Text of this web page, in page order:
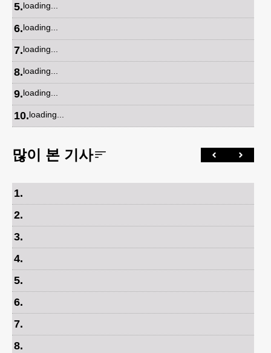
5.loading...
6.loading...
7.loading...
8.loading...
9.loading...
10.loading...
많이 본 기사
1.
2.
3.
4.
5.
6.
7.
8.